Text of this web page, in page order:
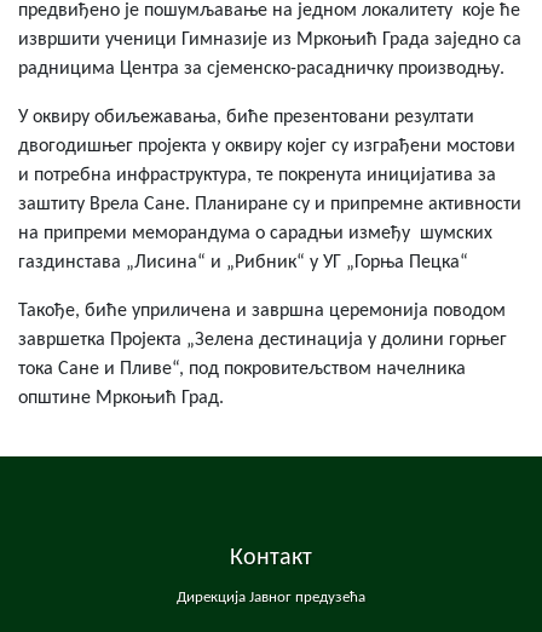
предвиђено је пошумљавање на једном локалитету које ће
извршити ученици Гимназије из Мркоњић Града заједно са
радницима Центра за сјеменско-расадничку производњу.
У оквиру обиљежавања, биће презентовани резултати
двогодишњег пројекта у оквиру којег су изграђени мостови
и потребна инфраструктура, те покренута иницијатива за
заштиту Врела Сане. Планиране су и припремне активности
на припреми меморандума о сарадњи између шумских
газдинстава „Лисина“ и „Рибник“ у УГ „Горња Пецка“
Такође, биће уприличена и завршна церемонија поводом
завршетка Пројекта „Зелена дестинација у долини горњег
тока Сане и Пливе“, под покровитељством начелника
општине Мркоњић Град.
Контакт
Дирекција Јавног предузећа